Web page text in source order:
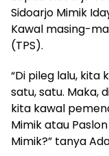
Sidoarjo Mimik
Kawal masing-
(TPS).
“Di pileg lalu,
satu, satu. Maka,
kita kawal
Mimik atau
Mimik?” tanya